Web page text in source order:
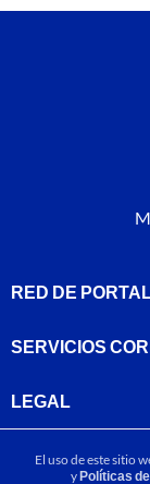
RED DE
SERVICIOS
LEGAL
El uso de este sitio
yPolíticas